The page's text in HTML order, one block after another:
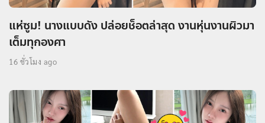
แห่ซูม! นางแบบดัง ปล่อยช็อตล่าสุด งานหุ่นงานผิวมา
เต็มทุกองศา
16 ชั่วโมง ago